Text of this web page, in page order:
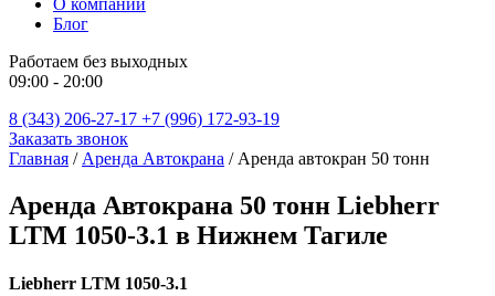
О компании
Блог
Работаем без выходных
09:00 - 20:00
8 (343) 206-27-17 +7 (996) 172-93-19
Заказать звонок
Главная / Аренда Автокрана / Аренда автокран 50 тонн
Аренда Автокрана 50 тонн Liebherr
LTM 1050-3.1 в Нижнем Тагиле
Liebherr LTM 1050-3.1